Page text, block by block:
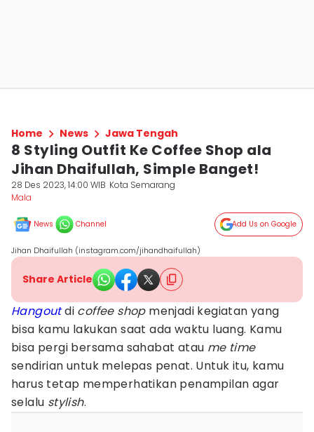
Home News Jawa Tengah
8 Styling Outfit Ke Coffee Shop ala
Jihan Dhaifullah, Simple Banget!
28 Des 2023, 14:00 WIB Kota Semarang
Mala
News Channel Add Us on Google
Jihan Dhaifullah (instagram.com/jihandhaifullah)
Share Article
Hangoutdi coffee shopmenjadi kegiatan yang
bisa kamu lakukan saat ada waktu luang. Kamu
bisa pergi bersama sahabat atau me time
sendirian untuk melepas penat. Untuk itu, kamu
harus tetap memperhatikan penampilan agar
selalu stylish.